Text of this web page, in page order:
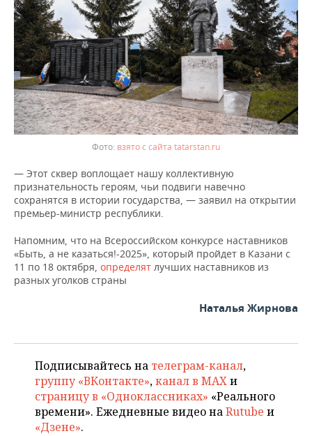
взято с сайта tatarstan.ru
— Этот сквер воплощает нашу коллективную
признательность героям, чьи подвиги навечно
сохранятся в истории государства, — заявил на открытии
премьер-министр республики.
Напомним, что на Всероссийском конкурсе наставников
«Быть, а не казаться!-2025», который пройдет в Казани с
11 по 18 октября, определят лучших наставников из
разных уголков страны
Наталья Жирнова
Подписывайтесь на телеграм-канал,
группу «ВКонтакте»,канал в MAXи
страницу в «Одноклассниках» «Реального
времени». Ежедневные видео наRutube и
«Дзене».